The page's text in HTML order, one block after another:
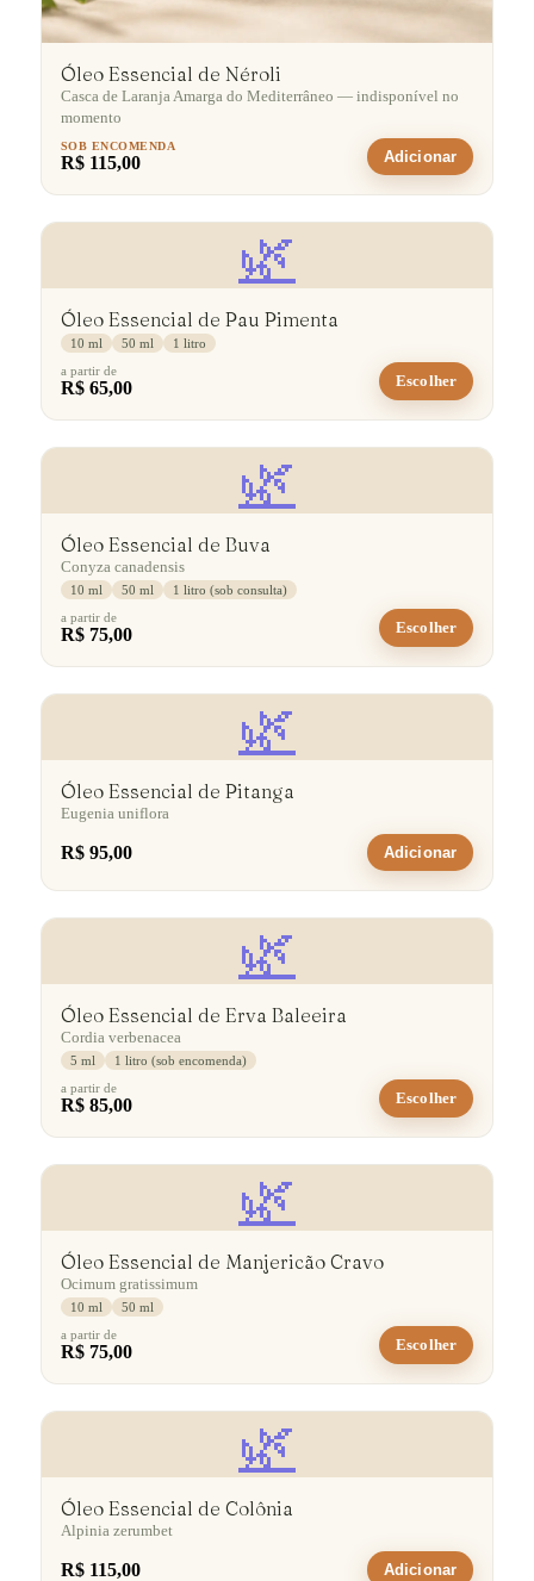
Óleo Essencial de Néroli
Casca de Laranja Amarga do Mediterrâneo — indisponível no
momento
SOB ENCOMENDA
R$ 115,00 Adicionar
🌿
Óleo Essencial de Pau Pimenta
10 ml 50 ml
1 litro
a partir de
R$ 65,00 Escolher
🌿
Óleo Essencial de Buva
Conyza canadensis
10 ml 50 ml
1 litro (sob consulta)
a partir de
R$ 75,00 Escolher
🌿
Óleo Essencial de Pitanga
Eugenia uniflora
R$ 95,00 Adicionar
🌿
Óleo Essencial de Erva Baleeira
Cordia verbenacea
5 ml
1 litro (sob encomenda)
a partir de
R$ 85,00 Escolher
🌿
Óleo Essencial de Manjericão Cravo
Ocimum gratissimum
10 ml
50 ml
a partir de
R$ 75,00 Escolher
🌿
Óleo Essencial de Colônia
Alpinia zerumbet
R$ 115,00 Adicionar